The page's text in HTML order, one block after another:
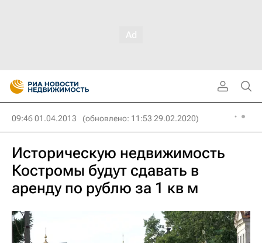
09:46 01.04.2013 (обновлено: 11:53 29.02.2020)
Историческую недвижимость
Костромы будут сдавать в
аренду по рублю за 1 кв м